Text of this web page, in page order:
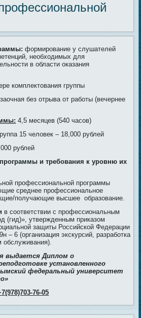
формирование у слушателей
необходимых для
в области оказания
комплектования группы
без отрыва от работы (вечернее
4,5 месяцев (540 часов)
15 человек – 18,000 рублей
рублей
и требования к уровню их
профессиональной программы
среднее профессиональное
получающие высшее образование.
в соответствии с профессиональным
(гид)», утвержденным приказом
защиты Российской Федерации
– 6 (организация экскурсий, разработка
обслуживания).
выдается Диплом о
установленного
федеральный университет
76-05